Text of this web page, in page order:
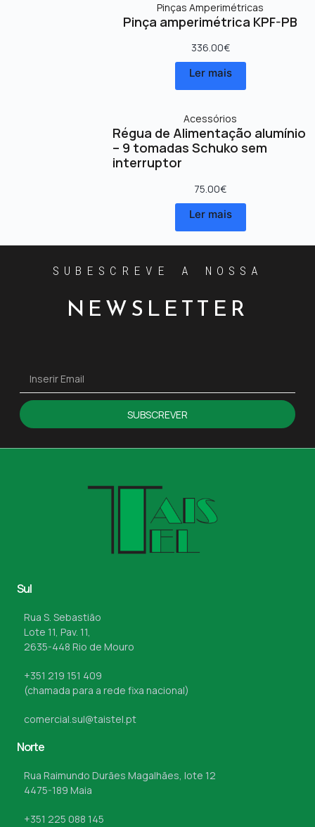
Pinças Amperimétricas
Pinça amperimétrica KPF-PB
336.00€
Ler mais
Acessórios
Régua de Alimentação alumínio
– 9 tomadas Schuko sem
interruptor
75.00€
Ler mais
SUBESCREVE A NOSSA
NEWSLETTER
SUBSCREVER
Sul
Rua S. Sebastião
Lote 11, Pav. 11,
2635-448 Rio de Mouro
+351 219 151 409
(chamada para a rede fixa nacional)
comercial.sul@taistel.pt
Norte
Rua Raimundo Durães Magalhães, lote 12
4475-189 Maia
+351 225 088 145